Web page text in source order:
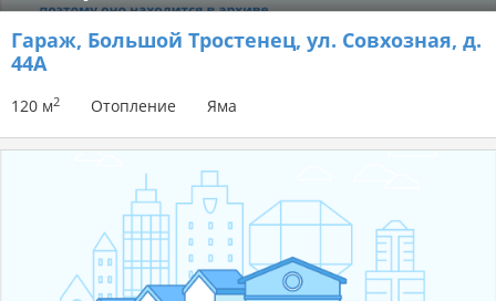
Гараж, Большой Тростенец, ул. Совхозная, д.
44А
120 м2 Отопление Яма